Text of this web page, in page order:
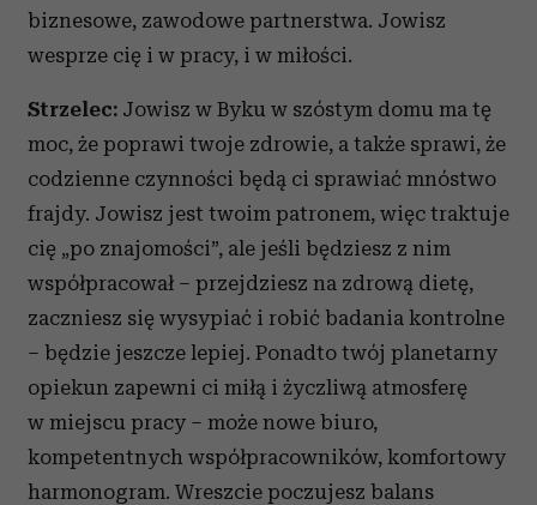
biznesowe, zawodowe partnerstwa. Jowisz
wesprze cię i w pracy, i w miłości.
Strzelec: Jowisz w Byku w szóstym domu ma tę
moc, że poprawi twoje zdrowie, a także sprawi, że
codzienne czynności będą ci sprawiać mnóstwo
frajdy. Jowisz jest twoim patronem, więc traktuje
cię „po znajomości”, ale jeśli będziesz z nim
współpracował – przejdziesz na zdrową dietę,
zaczniesz się wysypiać i robić badania kontrolne
– będzie jeszcze lepiej. Ponadto twój planetarny
opiekun zapewni ci miłą i życzliwą atmosferę
w miejscu pracy – może nowe biuro,
kompetentnych współpracowników, komfortowy
harmonogram. Wreszcie poczujesz balans